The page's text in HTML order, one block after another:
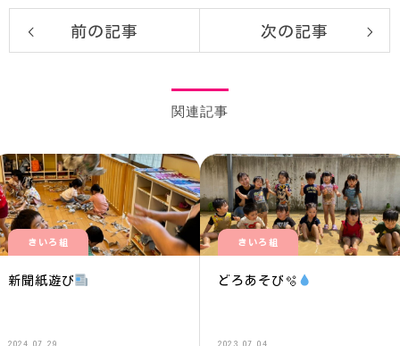
前の記事 次の記事
関連記事
きいろ組
新聞紙遊び
2024.07.29
きいろ組
どろあそび🫧
2023.07.04